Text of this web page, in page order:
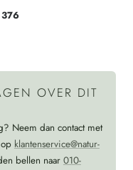
376
OVER DIT
Neem dan contact met
klantenservice@natur-
bellen naar 010-